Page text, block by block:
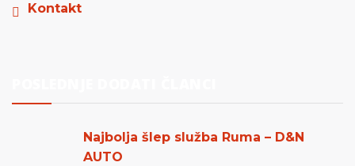
Kontakt
Najbolja šlep služba Ruma – D&N
AUTO